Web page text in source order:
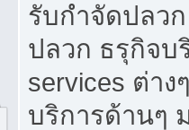
รับกำจัดปลว
ปลวก ธรุกิจบ
services ต่าง
บริการด้านๆ